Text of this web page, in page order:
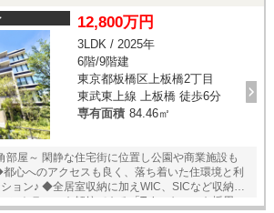
歩3分 松屋 東新宿店 徒歩１分 ダイコクドラッ
分
12,800万円
3LDK / 2025年
6階/9階建
東京都板橋区上板橋2丁目
東武東上線 上板橋 徒歩6分
専有面積 84.46㎡
部屋～ 閑静な住宅街に位置し公園や商業施設も
ョン♪ ◆全居室収納に加えWIC、SICなど収納充
ントランスを解錠できる「Tebraキー」を採用 ◆